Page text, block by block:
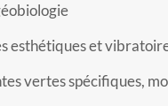
esthétiques et
vertes spécifiques,